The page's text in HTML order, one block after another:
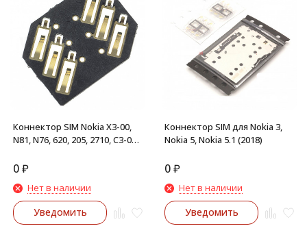
Коннектор SIM Nokia X3-00,
N81, N76, 620, 205, 2710, C3-00,
0₽
Нет в наличии
Уведомить
Коннектор SIM для Nokia 3,
Nokia 5, Nokia 5.1 (2018)
0₽
Нет в наличии
Уведомить